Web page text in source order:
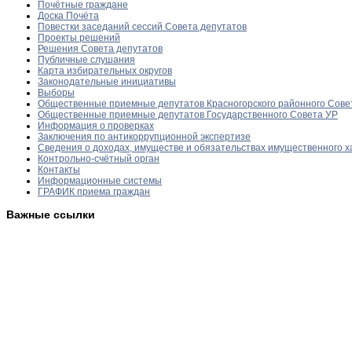
Почётные граждане
Доска Почёта
Повестки заседаний сессий Совета депутатов
Проекты решений
Решения Совета депутатов
Публичные слушания
Карта избирательных округов
Законодательные инициативы
Выборы
Общественные приемные депутатов Красногорского районного
Общественные приемные депутатов Государственного Совета УР
Информация о проверках
Заключения по антикоррупционной экспертизе
Сведения о доходах, имуществе и обязательствах имущественного
Контрольно-счётный орган
Контакты
Информационные системы
ГРАФИК приема граждан
Важные ссылки